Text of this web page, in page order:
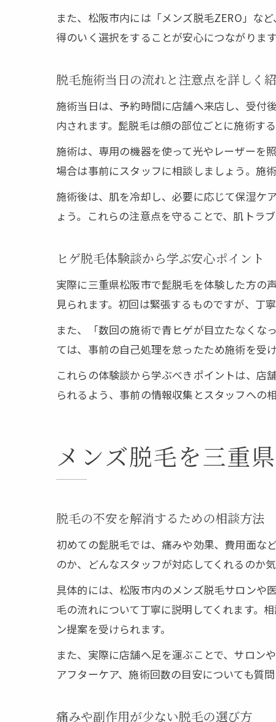
また、松阪市内には「メンズ脱毛ZERO」な
得のいく選択をすることが安心につながります
脱毛施術当日の流れと注意点を詳しく
施術当日は、予約時間に店舗へ来店し、受付
内されます。髭脱毛は顔の部位ごとに施術す
施術は、専用の機器を使って光やレーザーを
場合は事前にスタッフに相談しましょう。施
施術後は、肌を冷却し、必要に応じて保湿ケ
ょう。これらの注意点を守ることで、肌トラ
ヒゲ脱毛体験談から学ぶ安心ポイント
実際に三重県松阪市で髭脱毛を体験した方の
見られます。初回は緊張するものですが、丁
また、「数回の施術で青ヒゲが目立たなくな
ては、事前の自己処理を怠ったため施術を受
これらの体験談から学ぶべきポイントは、店
られるよう、事前の情報収集とスタッフへの
メンズ脱毛を三重
脱毛の不安を解消するための相談方法
初めての髭脱毛では、痛みや効果、費用面な
のか、どんなスタッフが対応してくれるのか
具体的には、松阪市内のメンズ脱毛サロンや
毛の流れについて丁寧に説明してくれます。
ン提案を受けられます。
また、実際に店舗へ足を運ぶことで、サロン
アフターケア、施術回数の目安についても質
痛みや副作用が少ない脱毛の選び方